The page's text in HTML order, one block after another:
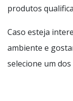
produtos
Caso esteja
ambiente e
selecione um